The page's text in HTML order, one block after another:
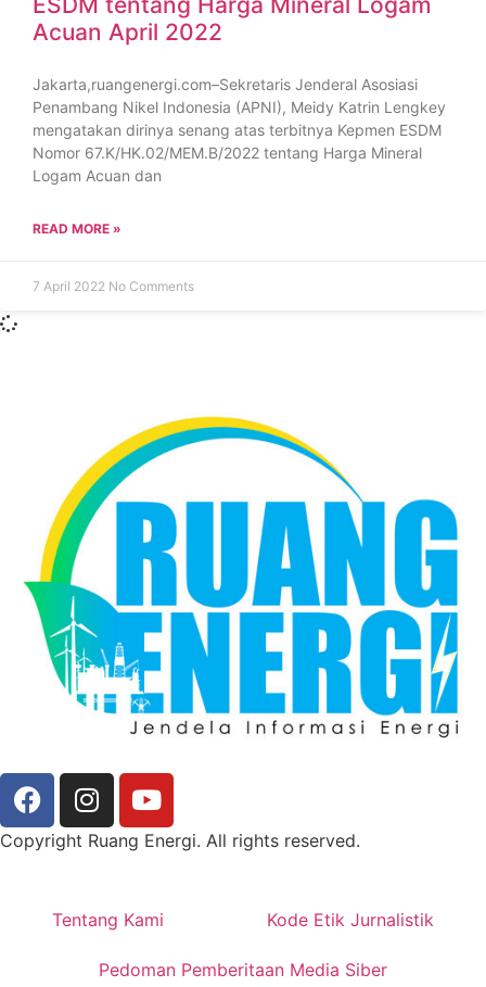
Acuan April 2022
Jakarta,ruangenergi.com–Sekretaris Jenderal Asosiasi
Penambang Nikel Indonesia (APNI), Meidy Katrin Lengkey
mengatakan dirinya senang atas terbitnya Kepmen ESDM
Nomor 67.K/HK.02/MEM.B/2022 tentang Harga Mineral
Logam Acuan dan
READ MORE »
7 April 2022 No Comments
Copyright Ruang Energi. All rights reserved.
Tentang Kami Kode Etik Jurnalistik
Pedoman Pemberitaan Media Siber